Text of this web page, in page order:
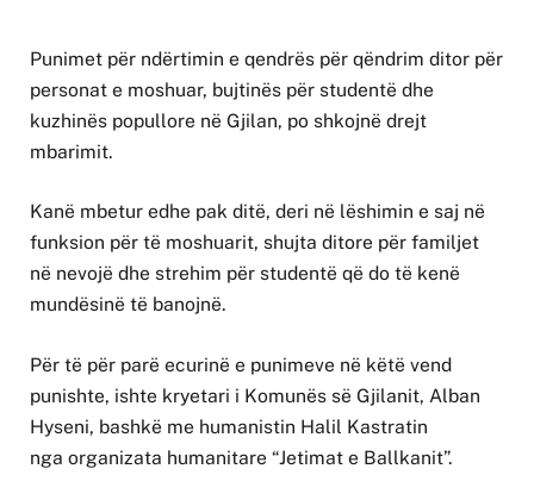
Punimet për ndërtimin e qendrës për qëndrim ditor për
personat e moshuar, bujtinës për studentë dhe
kuzhinës popullore në Gjilan, po shkojnë drejt
mbarimit.
Kanë mbetur edhe pak ditë, deri në lëshimin e saj në
funksion për të moshuarit, shujta ditore për familjet
në nevojë dhe strehim për studentë që do të kenë
mundësinë të banojnë.
Për të për parë ecurinë e punimeve në këtë vend
punishte, ishte kryetari i Komunës së Gjilanit, Alban
Hyseni, bashkë me humanistin Halil Kastratin
nga organizata humanitare “Jetimat e Ballkanit”.